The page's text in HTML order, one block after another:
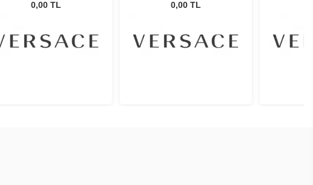
0,00 TL 0,00 TL